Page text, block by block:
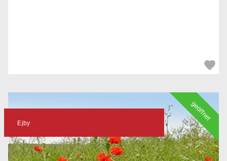
Ejby
geöffnet